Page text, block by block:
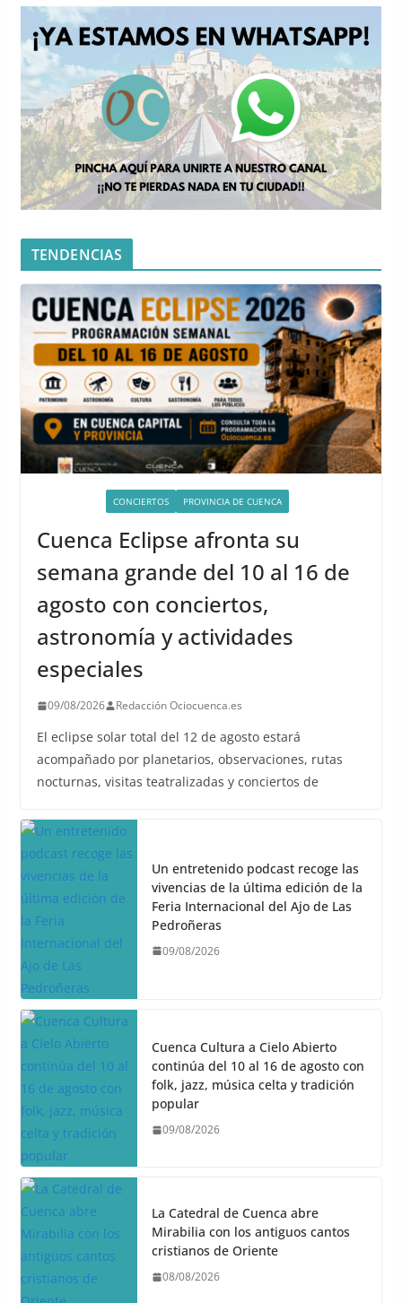
TENDENCIAS
CONCIERTOS PROVINCIA DE CUENCA
Cuenca Eclipse afronta su
semana grande del 10 al 16 de
agosto con conciertos,
astronomía y actividades
especiales
09/08/2026 Redacción Ociocuenca.es
El eclipse solar total del 12 de agosto estará
acompañado por planetarios, observaciones, rutas
nocturnas, visitas teatralizadas y conciertos de
Un entretenido podcast recoge las
vivencias de la última edición de la
Feria Internacional del Ajo de Las
Pedroñeras
09/08/2026
Cuenca Cultura a Cielo Abierto
continúa del 10 al 16 de agosto con
folk, jazz, música celta y tradición
popular
09/08/2026
La Catedral de Cuenca abre
Mirabilia con los antiguos cantos
cristianos de Oriente
08/08/2026